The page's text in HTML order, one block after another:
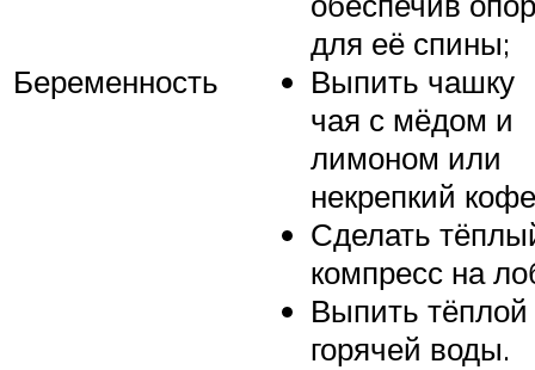
Беременность
для её спины;
Выпить чашку
чая с мёдом и
лимоном или
некрепкий
Сделать
компресс на
Выпить тёплой
горячей воды.